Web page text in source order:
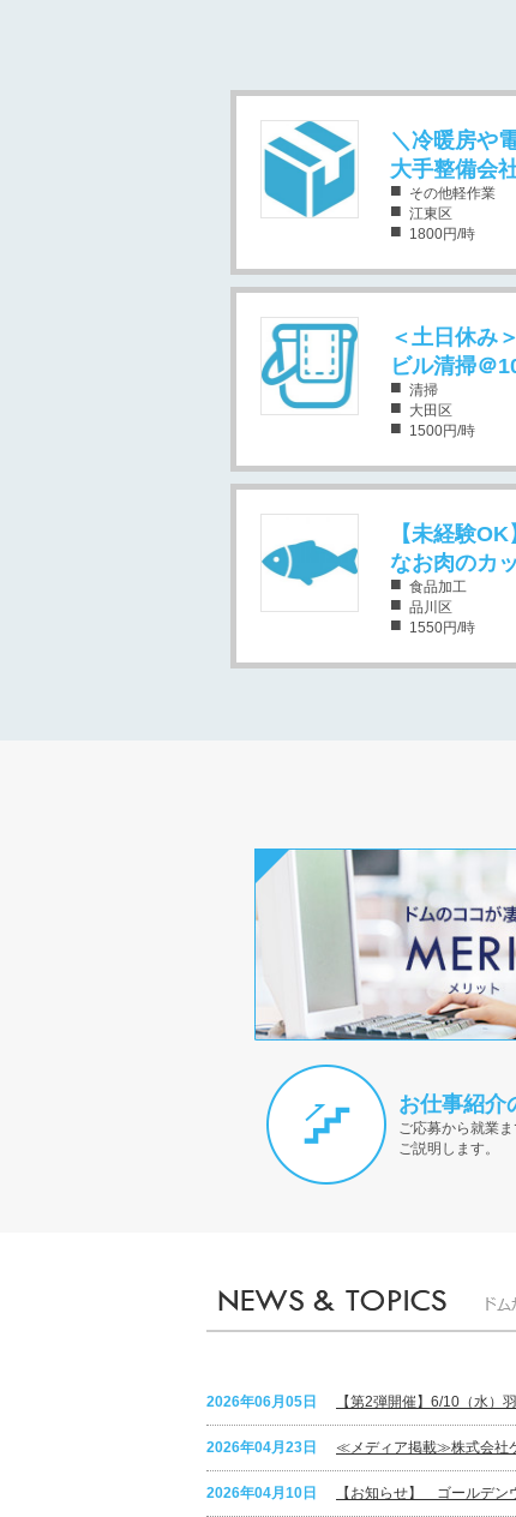
＼冷暖房や
大手整備会
その他軽作業
江東区
1800円/時
＜土日休み
ビル清掃＠
清掃
大田区
1500円/時
【未経験
なお肉のカ
食品加工
品川区
1550円/時
お仕事紹介
ご応募から就業
ご説明します。
2026年06月05日 【第2弾開催】6/10（水）
2026年04月23日 ≪メディア掲載≫株式会社
2026年04月10日 【お知らせ】 ゴールデン